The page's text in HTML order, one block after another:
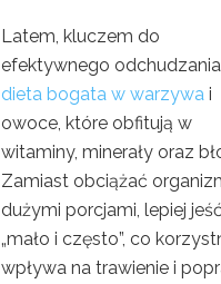
Latem, kluczem do
efektywnego
dieta bogata w warzywa i
owoce, które obfitują w
witaminy, minerały oraz
Zamiast obciążać
dużymi porcjami, lepiej jeść
„mało i często”, co
wpływa na trawienie i